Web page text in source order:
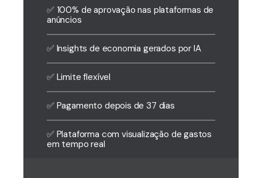
✅ 100% de aprovação nas plataformas de
anúncios
✅ Insights de economia gerados por IA
✅ Limite flexível
✅ Pagamento depois de 37 dias
✅ Plataforma com visualização de gastos
em tempo real